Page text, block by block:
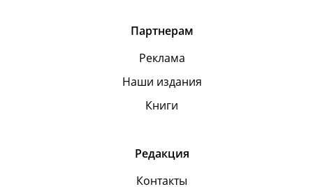
Партнерам
Реклама
Наши издания
Книги
Редакция
Контакты